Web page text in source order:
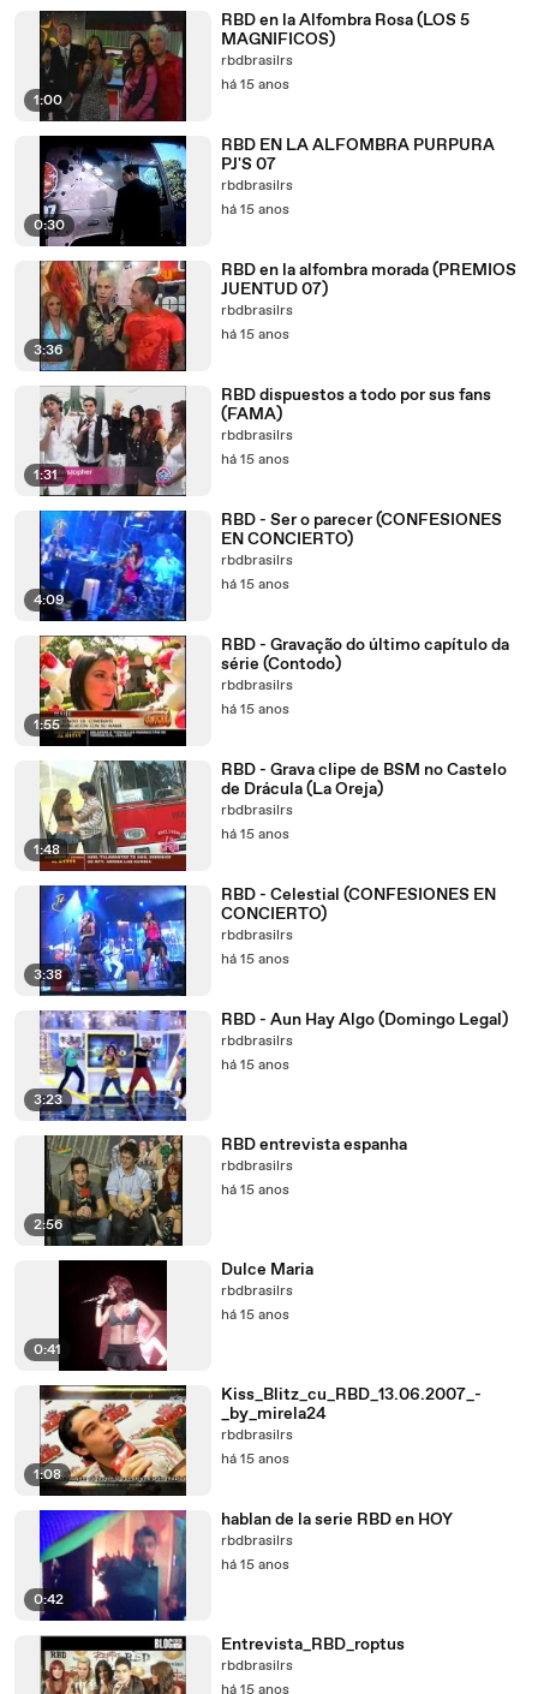
1:00
RBD en la Alfombra Rosa (LOS 5
MAGNIFICOS)
rbdbrasilrs
há 15 anos
0:30
RBD EN LA ALFOMBRA PURPURA
PJ'S 07
rbdbrasilrs
há 15 anos
3:36
RBD en la alfombra morada (PREMIOS
JUENTUD 07)
rbdbrasilrs
há 15 anos
1:31
RBD dispuestos a todo por sus fans
(FAMA)
rbdbrasilrs
há 15 anos
4:09
RBD - Ser o parecer (CONFESIONES
EN CONCIERTO)
rbdbrasilrs
há 15 anos
1:55
RBD - Gravação do último capítulo da
série (Contodo)
rbdbrasilrs
há 15 anos
1:48
RBD - Grava clipe de BSM no Castelo
de Drácula (La Oreja)
rbdbrasilrs
há 15 anos
3:38
RBD - Celestial (CONFESIONES EN
CONCIERTO)
rbdbrasilrs
há 15 anos
3:23
RBD - Aun Hay Algo (Domingo Legal)
rbdbrasilrs
há 15 anos
2:56
RBD entrevista espanha
rbdbrasilrs
há 15 anos
0:41
Dulce Maria
rbdbrasilrs
há 15 anos
1:08
Kiss_Blitz_cu_RBD_13.06.2007_-
_by_mirela24
rbdbrasilrs
há 15 anos
0:42
hablan de la serie RBD en HOY
rbdbrasilrs
há 15 anos
Entrevista_RBD_roptus
rbdbrasilrs